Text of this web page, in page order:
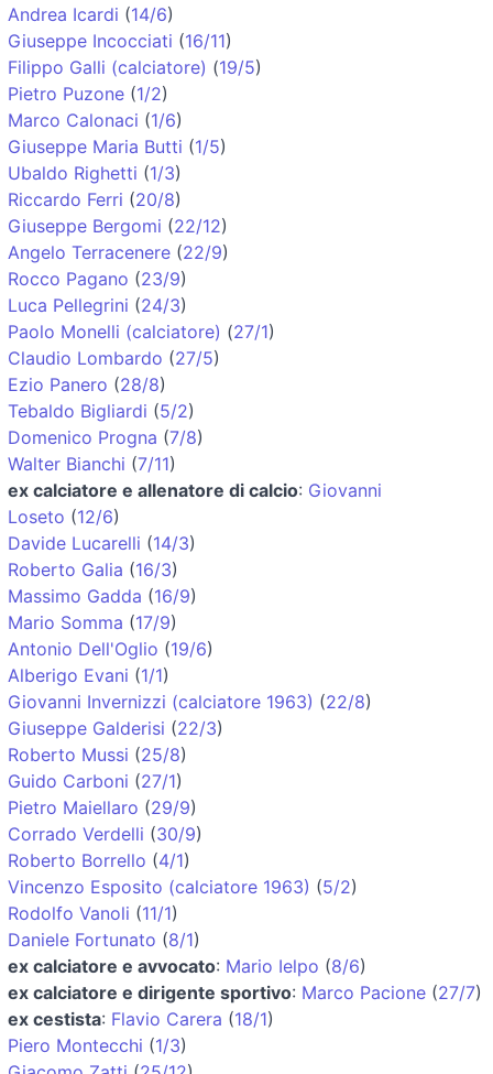
Andrea Icardi (14/6)
Giuseppe Incocciati (16/11)
Filippo Galli (calciatore) (19/5)
Pietro Puzone (1/2)
Marco Calonaci (1/6)
Giuseppe Maria Butti (1/5)
Ubaldo Righetti (1/3)
Riccardo Ferri (20/8)
Giuseppe Bergomi (22/12)
Angelo Terracenere (22/9)
Rocco Pagano (23/9)
Luca Pellegrini (24/3)
Paolo Monelli (calciatore) (27/1)
Claudio Lombardo (27/5)
Ezio Panero (28/8)
Tebaldo Bigliardi (5/2)
Domenico Progna (7/8)
Walter Bianchi (7/11)
ex calciatore e allenatore di calcio: Giovanni
Loseto (12/6)
Davide Lucarelli (14/3)
Roberto Galia (16/3)
Massimo Gadda (16/9)
Mario Somma (17/9)
Antonio Dell'Oglio (19/6)
Alberigo Evani (1/1)
Giovanni Invernizzi (calciatore 1963) (22/8)
Giuseppe Galderisi (22/3)
Roberto Mussi (25/8)
Guido Carboni (27/1)
Pietro Maiellaro (29/9)
Corrado Verdelli (30/9)
Roberto Borrello (4/1)
Vincenzo Esposito (calciatore 1963) (5/2)
Rodolfo Vanoli (11/1)
Daniele Fortunato (8/1)
ex calciatore e avvocato: Mario Ielpo (8/6)
ex calciatore e dirigente sportivo: Marco Pacione (27/7)
ex cestista: Flavio Carera (18/1)
Piero Montecchi (1/3)